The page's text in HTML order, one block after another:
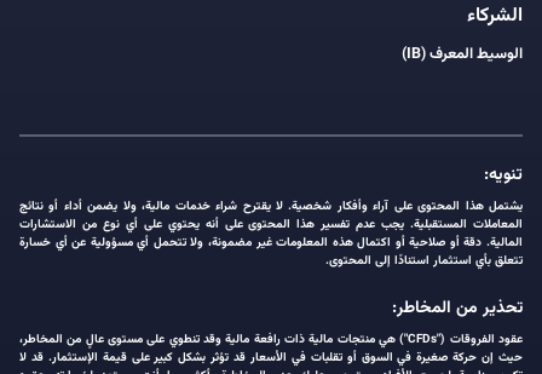
الشركاء
الوسيط المعرف (IB)
تنويه:
يشتمل هذا المحتوى على آراء وأفكار شخصية. لا يقترح شراء خدمات مالية، ولا يضمن أداء أو نتائج
المعاملات المستقبلية. يجب عدم تفسير هذا المحتوى على أنه يحتوي على أي نوع من الاستشارات
المالية. دقة أو صلاحية أو اكتمال هذه المعلومات غير مضمونة، ولا تتحمل أي مسؤولية عن أي خسارة
تتعلق بأي استثمار استنادًا إلى المحتوى.
تحذير من المخاطر:
عقود الفروقات ("CFDs") هي منتجات مالية ذات رافعة مالية وقد تنطوي على مستوى عالٍ من المخاطر،
حيث إن حركة صغيرة في السوق أو تقلبات في الأسعار قد تؤثر بشكل كبير على قيمة الإستثمار. قد لا